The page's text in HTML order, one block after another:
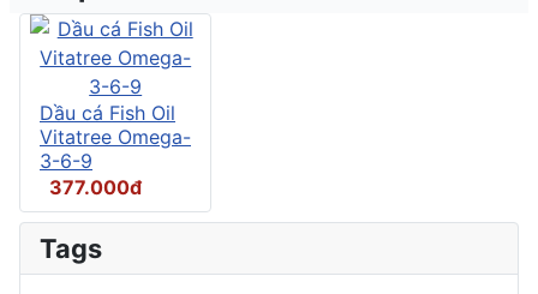
Dầu cá Fish Oil
Vitatree Omega-
3-6-9
377.000đ
Tags